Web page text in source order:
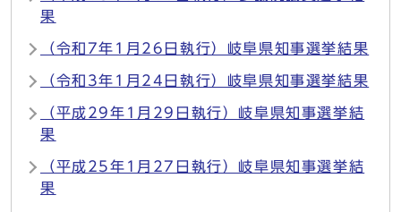
果
（令和7年1月26日執行）岐阜県知事選挙結果
（令和3年1月24日執行）岐阜県知事選挙結果
（平成29年1月29日執行）岐阜県知事選挙結
果
（平成25年1月27日執行）岐阜県知事選挙結
果